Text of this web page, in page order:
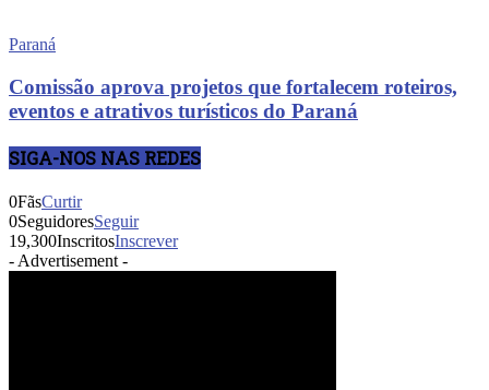
Paraná
Comissão aprova projetos que fortalecem roteiros,
eventos e atrativos turísticos do Paraná
SIGA-NOS NAS REDES
0FãsCurtir
0SeguidoresSeguir
19,300InscritosInscrever
- Advertisement -